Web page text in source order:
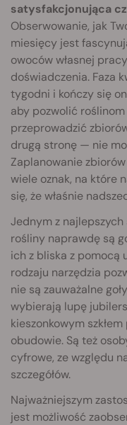
satysfakcjonująca
Obserwowanie, jak
miesięcy jest
owoców własnej
doświadczenia. Faza
tygodni i kończy się
aby pozwolić
przeprowadzić
drugą stronę — nie
Zaplanowanie
wiele oznak, na które
się, że właśnie
Jednym z
rośliny naprawdę są
ich z bliska z pomocą
rodzaju narzędzia
nie są zauważalne
wybierają lupę
kieszonkowym
obudowie. Są też
cyfrowe, ze względu
szczegółów.
Najważniejszym
jest możliwość